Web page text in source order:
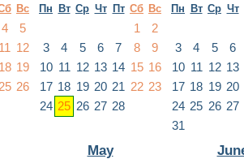
Вс
4
5
11 12
18 19
25 26
Пн Вт Ср Чт Пт Сб Вс
1
2
3
4 5 6 7 8
9
10 11 12 13 14 15 16
17 18 19 20 21 22 23
24 25 26 27 28
Пн Вт Ср Чт
3 4 5
6
10 11 12 13
17 18 19 20
24 25 26 27
31
May